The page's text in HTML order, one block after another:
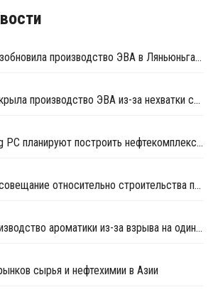
Jiangsu Sailboat возобновила производство ЭВА в Ляньюньгане
Jiangsu Sailboat закрыла производство ЭВА из-за нехватки сырья
Sabic и Fuhaichuang PC планируют построить нефтекомплекс в провинции Фуцзянь
31 мая состоится совещание относительно строительства производства этилена на базе ГНС
FCFC закрыла производство ароматики из-за взрыва на один месяц
сырья и нефтехимии в Азии